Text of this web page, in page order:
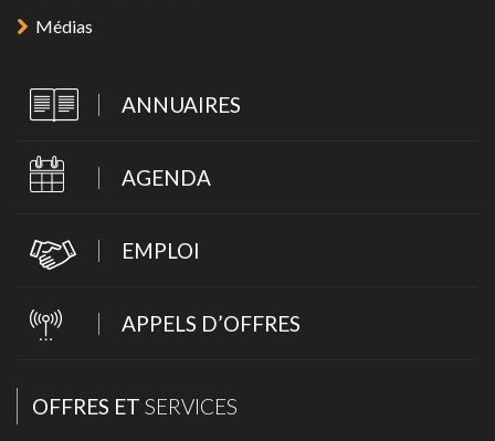
Médias
ANNUAIRES
AGENDA
EMPLOI
APPELS D’OFFRES
OFFRES ET SERVICES